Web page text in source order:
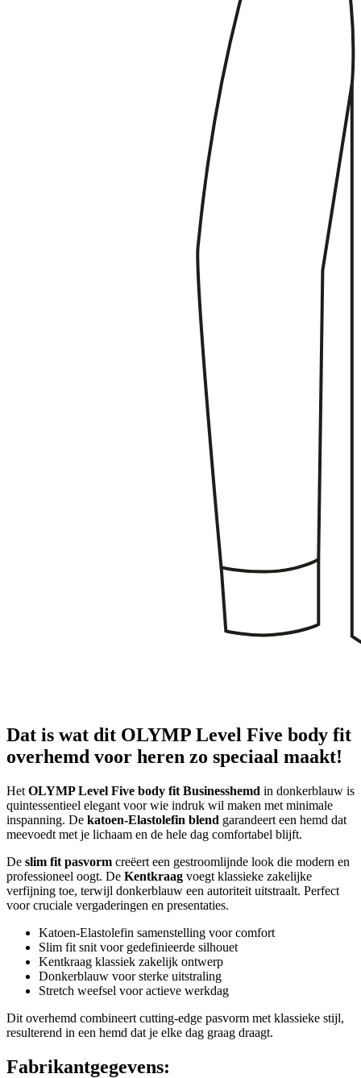
Dat is wat dit OLYMP Level Five body fit
overhemd voor heren zo speciaal maakt!
Het OLYMP Level Five body fit Businesshemd in donkerblauw is
quintessentieel elegant voor wie indruk wil maken met minimale
inspanning. De katoen-Elastolefin blend garandeert een hemd dat
meevoedt met je lichaam en de hele dag comfortabel blijft.
De slim fit pasvorm creëert een gestroomlijnde look die modern en
professioneel oogt. De Kentkraag voegt klassieke zakelijke
verfijning toe, terwijl donkerblauw een autoriteit uitstraalt. Perfect
voor cruciale vergaderingen en presentaties.
Katoen-Elastolefin samenstelling voor comfort
Slim fit snit voor gedefinieerde silhouet
Kentkraag klassiek zakelijk ontwerp
Donkerblauw voor sterke uitstraling
Stretch weefsel voor actieve werkdag
Dit overhemd combineert cutting-edge pasvorm met klassieke stijl,
resulterend in een hemd dat je elke dag graag draagt.
Fabrikantgegevens: